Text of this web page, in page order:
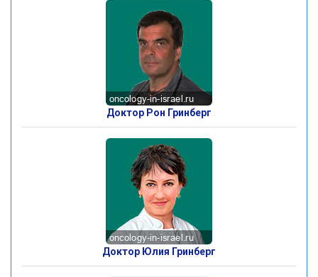
Доктор Рон Гринберг
Доктор Юлия Гринберг